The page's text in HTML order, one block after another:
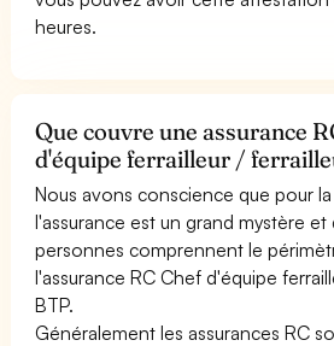
heures.
Que couvre une assurance
d'équipe ferrailleur /
Nous avons conscience que pour
l'assurance est un grand mystère et
personnes comprennent le
l'assurance RC Chef d'équipe
BTP.
Généralement les assurances RC